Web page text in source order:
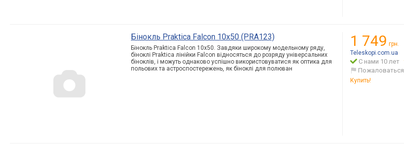
Бінокль Praktica Falcon 10x50 (PRA123)
Бінокль Praktica Falcon 10x50. Завдяки широкому модельному ряду,
біноклі Praktica лінійки Falcon відносяться до розряду універсальних
біноклів, і можуть однаково успішно використовуватися як оптика для
польових та астроспостережень, як біноклі для полюван
1 749 грн.
Teleskopi.com.ua
С нами 10 лет
Пожаловаться
Купить!